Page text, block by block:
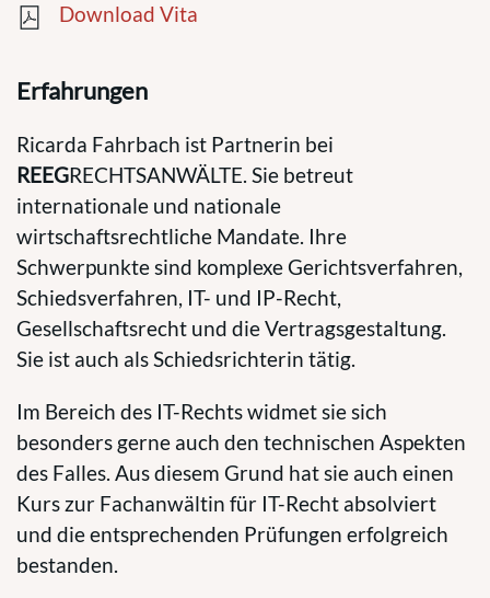
Download Vita
Erfahrungen
Ricarda Fahrbach ist Partnerin bei
REEGRECHTSANWÄLTE . Sie betreut
internationale und nationale
wirtschaftsrechtliche Mandate. Ihre
Schwerpunkte sind komplexe Gerichtsverfahren,
Schiedsverfahren, IT- und IP-Recht,
Gesellschaftsrecht und die Vertragsgestaltung.
Sie ist auch als Schiedsrichterin tätig.
Im Bereich des IT-Rechts widmet sie sich
besonders gerne auch den technischen Aspekten
des Falles. Aus diesem Grund hat sie auch einen
Kurs zur Fachanwältin für IT-Recht absolviert
und die entsprechenden Prüfungen erfolgreich
bestanden.